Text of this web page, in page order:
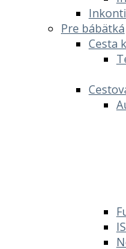
Pre bábätká
Cesta